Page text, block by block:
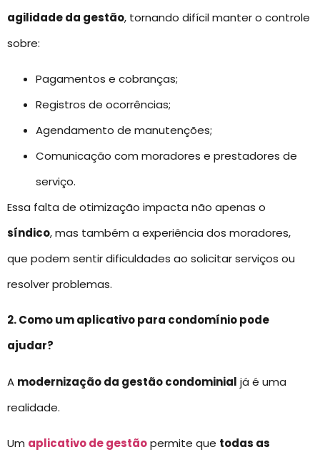
agilidade da gestão, tornando difícil manter o controle
sobre:
Pagamentos e cobranças;
Registros de ocorrências;
Agendamento de manutenções;
Comunicação com moradores e prestadores de
serviço.
Essa falta de otimização impacta não apenas o
síndico, mas também a experiência dos moradores,
que podem sentir dificuldades ao solicitar serviços ou
resolver problemas.
2. Como um aplicativo para condomínio pode
ajudar?
A modernização da gestão condominial já é uma
realidade.
Um aplicativo de gestãopermite que todas as